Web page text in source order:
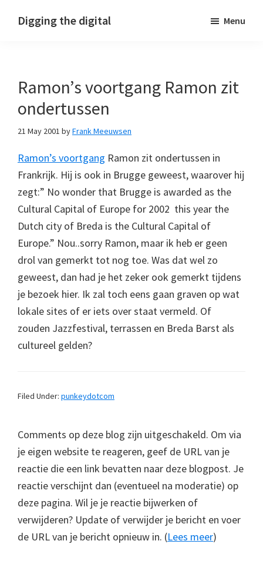
Digging the digital Menu
Ramon’s voortgang Ramon zit
ondertussen
21 May 2001 byFrank Meeuwsen
Ramon’s voortgang Ramon zit ondertussen in
Frankrijk. Hij is ook in Brugge geweest, waarover hij
zegt:” No wonder that Brugge is awarded as the
Cultural Capital of Europe for 2002  this year the
Dutch city of Breda is the Cultural Capital of
Europe.” Nou..sorry Ramon, maar ik heb er geen
drol van gemerkt tot nog toe. Was dat wel zo
geweest, dan had je het zeker ook gemerkt tijdens
je bezoek hier. Ik zal toch eens gaan graven op wat
lokale sites of er iets over staat vermeld. Of
zouden Jazzfestival, terrassen en Breda Barst als
cultureel gelden?
Filed Under: punkeydotcom
Comments op deze blog zijn uitgeschakeld. Om via
je eigen website te reageren, geef de URL van je
reactie die een link bevatten naar deze blogpost. Je
reactie verschijnt dan (eventueel na moderatie) op
deze pagina. Wil je je reactie bijwerken of
verwijderen? Update of verwijder je bericht en voer
de URL van je bericht opnieuw in. (Lees meer)